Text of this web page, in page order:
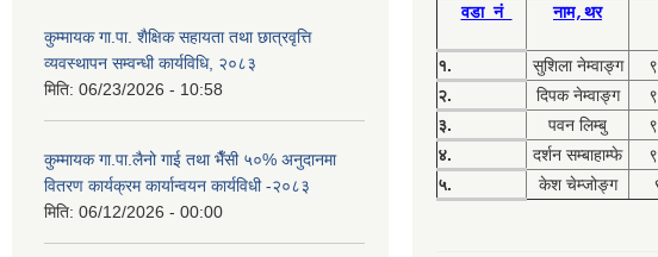
कुम्मायक गा.पा. शैक्षिक सहायता तथा छात्रवृत्ति
व्यवस्थापन सम्वन्धी कार्यविधि, २०८३
मिति: 06/23/2026 - 10:58
कुम्मायक गा.पा.लैनो गाई तथा भैँसी ५०% अनुदानमा
वितरण कार्यक्रम कार्यान्वयन कार्यविधी -२०८३
मिति: 06/12/2026 - 00:00
वडा नं नाम,थर
१. सुशिला नेम्वाङ्ग
२.
दिपक नेम्वाङ्ग
३.
पवन लिम्बु
४.
दर्शन सम्बाहाम्फे
५.
केश चेम्जोङ्ग